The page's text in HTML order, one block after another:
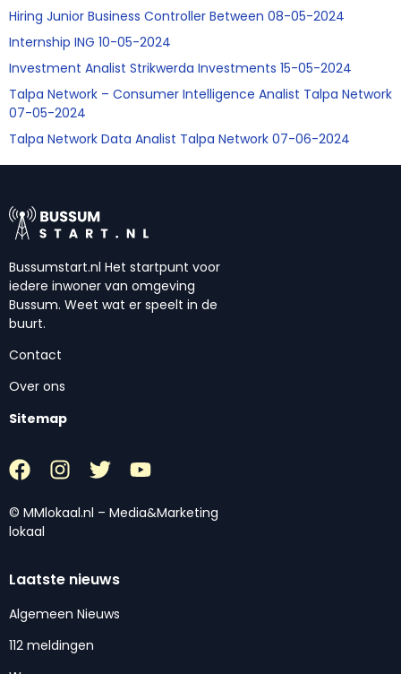
Hiring Junior Business Controller Between 08-05-2024
Internship ING 10-05-2024
Investment Analist Strikwerda Investments 15-05-2024
Talpa Network – Consumer Intelligence Analist Talpa Network
07-05-2024
Talpa Network Data Analist Talpa Network 07-06-2024
Bussumstart.nl Het startpunt voor
iedere inwoner van omgeving
Bussum. Weet wat er speelt in de
buurt.
Contact
Over ons
Sitemap
© MMlokaal.nl – Media&Marketing
lokaal
Laatste nieuws
Algemeen Nieuws
112 meldingen